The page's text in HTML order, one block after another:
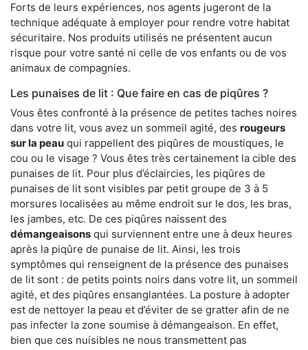
Forts de leurs expériences, nos agents jugeront de la
technique adéquate à employer pour rendre votre habitat
sécuritaire. Nos produits utilisés ne présentent aucun
risque pour votre santé ni celle de vos enfants ou de vos
animaux de compagnies.
Les punaises de lit : Que faire en cas de piqûres ?
Vous êtes confronté à la présence de petites taches noires
dans votre lit, vous avez un sommeil agité, des rougeurs
sur la peau qui rappellent des piqûres de moustiques, le
cou ou le visage ? Vous êtes très certainement la cible des
punaises de lit. Pour plus d’éclaircies, les piqûres de
punaises de lit sont visibles par petit groupe de 3 à 5
morsures localisées au même endroit sur le dos, les bras,
les jambes, etc. De ces piqûres naissent des
démangeaisons qui surviennent entre une à deux heures
après la piqûre de punaise de lit. Ainsi, les trois
symptômes qui renseignent de la présence des punaises
de lit sont : de petits points noirs dans votre lit, un sommeil
agité, et des piqûres ensanglantées. La posture à adopter
est de nettoyer la peau et d’éviter de se gratter afin de ne
pas infecter la zone soumise à démangeaison. En effet,
bien que ces nuisibles ne nous transmettent pas